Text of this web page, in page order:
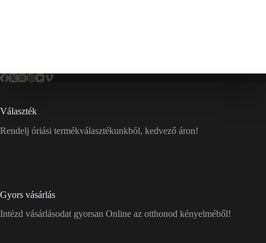
Választék
Rendelj óriási termékválasztékunkból, kedvező áron!
Gyors vásárlás
Intézd vásárlásodat gyorsan Online az otthonod kényelméből!